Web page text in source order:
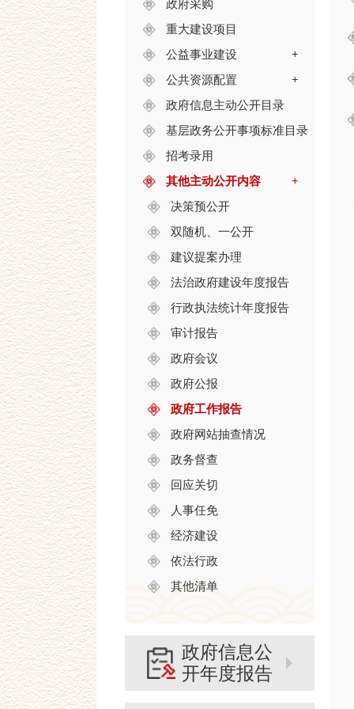
政府采购
重大建设项目
公益事业建设
+
公共资源配置
+
政府信息主动公开目录
基层政务公开事项标准目录
招考录用
其他主动公开内容
+
决策预公开
双随机、一公开
建议提案办理
法治政府建设年度报告
行政执法统计年度报告
审计报告
政府会议
政府公报
政府工作报告
政府网站抽查情况
政务督查
回应关切
人事任免
经济建设
依法行政
其他清单
政府信息公
开年度报告